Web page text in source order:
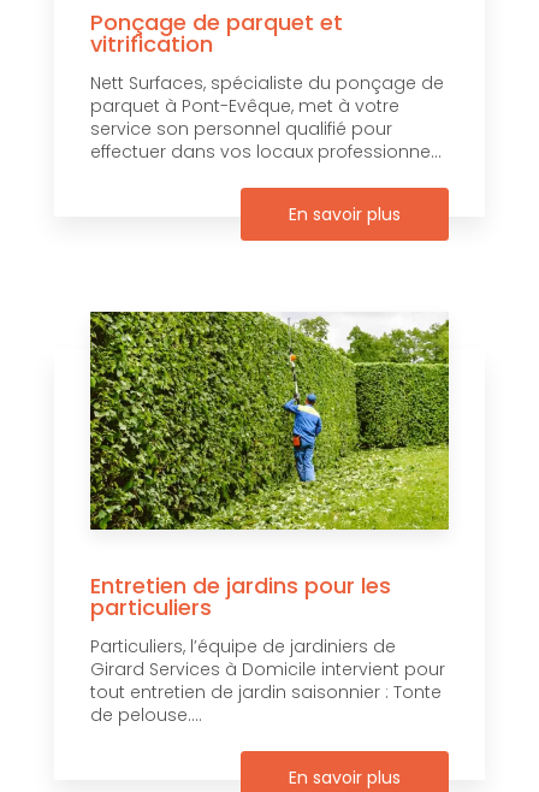
Ponçage de parquet et
vitrification
Nett Surfaces, spécialiste du ponçage de
parquet à Pont-Evêque, met à votre
service son personnel qualifié pour
effectuer dans vos locaux professionne...
En savoir plus
Entretien de jardins pour les
particuliers
Particuliers, l’équipe de jardiniers de
Girard Services à Domicile intervient pour
tout entretien de jardin saisonnier : Tonte
de pelouse....
En savoir plus